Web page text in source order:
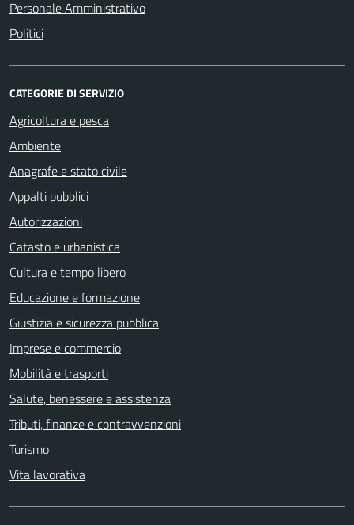
Personale Amministrativo
Politici
CATEGORIE DI SERVIZIO
Agricoltura e pesca
Ambiente
Anagrafe e stato civile
Appalti pubblici
Autorizzazioni
Catasto e urbanistica
Cultura e tempo libero
Educazione e formazione
Giustizia e sicurezza pubblica
Imprese e commercio
Mobilità e trasporti
Salute, benessere e assistenza
Tributi, finanze e contravvenzioni
Turismo
Vita lavorativa